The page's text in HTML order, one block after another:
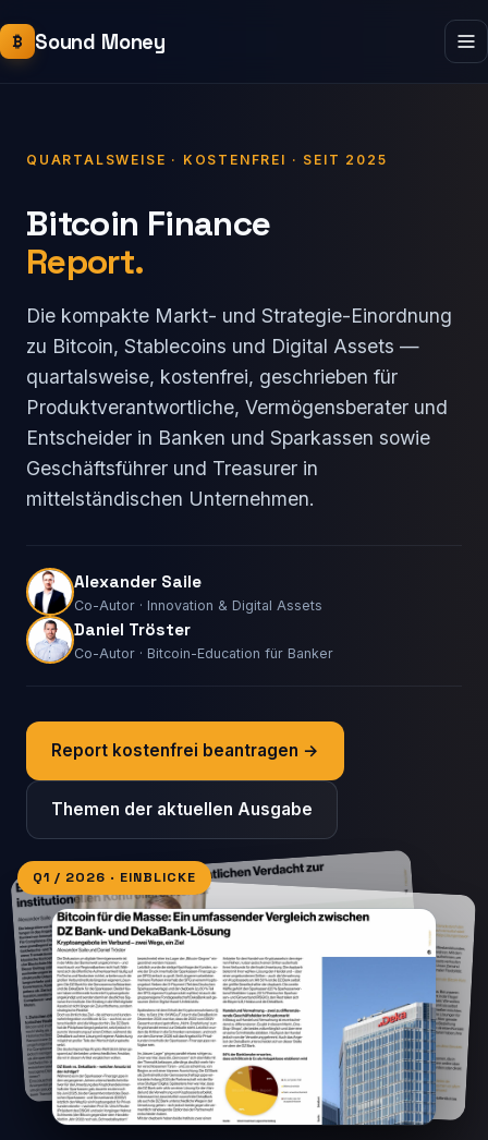
₿ Sound Money
QUARTALSWEISE · KOSTENFREI · SEIT 2025
Bitcoin Finance
Report.
Die kompakte Markt- und Strategie-Einordnung
zu Bitcoin, Stablecoins und Digital Assets —
quartalsweise, kostenfrei, geschrieben für
Produktverantwortliche, Vermögensberater und
Entscheider in Banken und Sparkassen sowie
Geschäftsführer und Treasurer in
mittelständischen Unternehmen.
Alexander Saile
Co-Autor · Innovation & Digital Assets
Daniel Tröster
Co-Autor · Bitcoin-Education für Banker
Report kostenfrei beantragen →
Themen der aktuellen Ausgabe
Q1 / 2026 · EINBLICKE